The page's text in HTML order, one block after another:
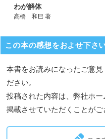
わが解体
高橋 和巳 著
この本の感想をおよせ下さ
本書をお読みになったご意
ださい。
投稿された内容は、弊社ホ
掲載させていただくことがご